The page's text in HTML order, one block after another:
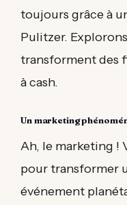
toujours grâce à
Pulitzer.
transforment des
à cash.
Un marketing
Ah, le marketing !
pour transformer
événement